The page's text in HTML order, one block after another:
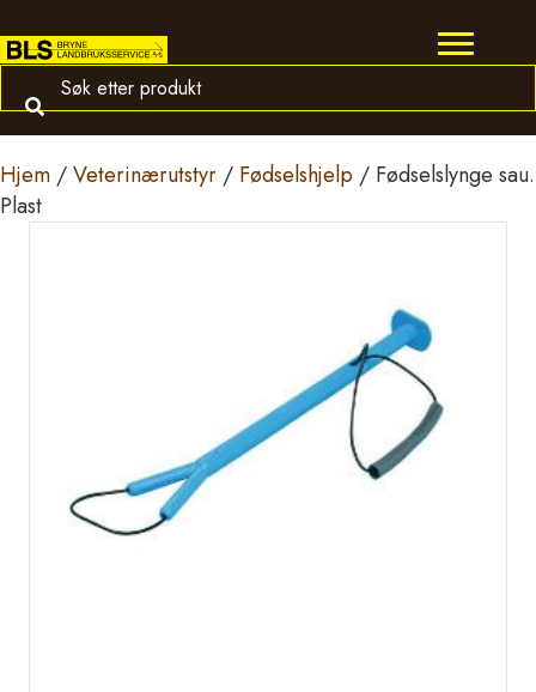
Hjem /Veterinærutstyr / Fødselshjelp / Fødselslynge sau.
Plast